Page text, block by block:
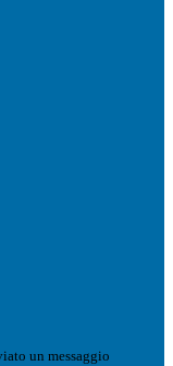
un messaggio